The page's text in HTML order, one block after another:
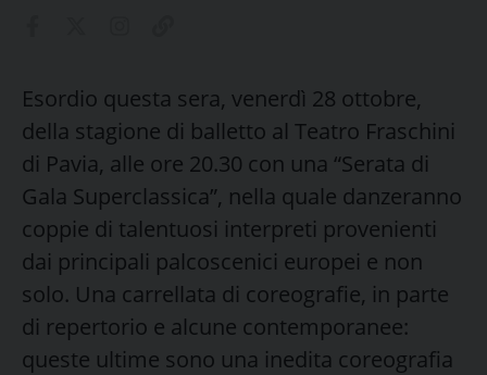
Esordio questa sera, venerdì 28 ottobre,
della stagione di balletto al Teatro Fraschini
di Pavia, alle ore 20.30 con una “Serata di
Gala Superclassica”, nella quale danzeranno
coppie di talentuosi interpreti provenienti
dai principali palcoscenici europei e non
solo. Una carrellata di coreografie, in parte
di repertorio e alcune contemporanee:
queste ultime sono una inedita coreografia